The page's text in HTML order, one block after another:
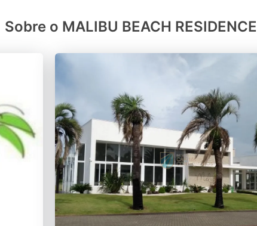
Sobre o MALIBU BEACH RESIDENCE